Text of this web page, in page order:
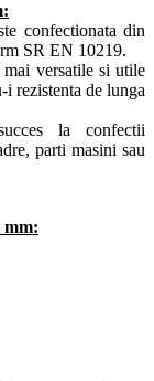
confectionata din
SR EN 10219.
mai versatile si utile
rezistenta de lunga
la confectii
parti masini sau
mm: